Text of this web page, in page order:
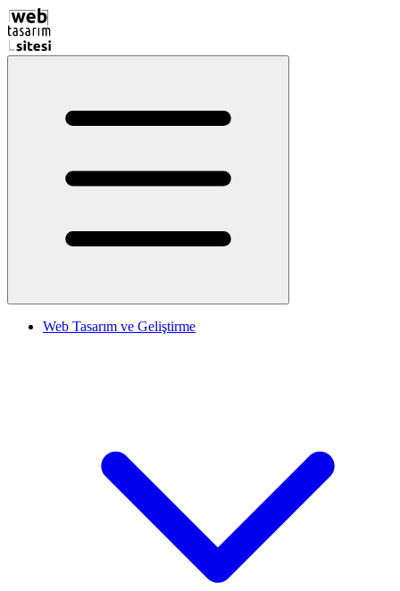
Web Tasarım ve Geliştirme